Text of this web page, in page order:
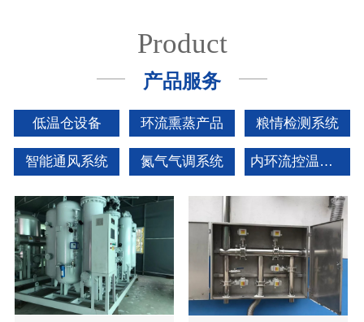
Product
产品服务
低温仓设备 环流熏蒸产品 粮情检测系统
智能通风系统 氮气气调系统 内环流控温系统